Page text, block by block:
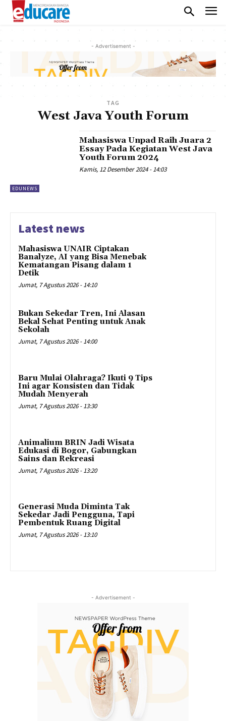
- Advertisement -
TAG
West Java Youth Forum
EDUNEWS
Mahasiswa Unpad Raih Juara 2
Essay Pada Kegiatan West Java
Youth Forum 2024
Kamis, 12 Desember 2024 - 14:03
Latest news
Mahasiswa UNAIR Ciptakan
Banalyze, AI yang Bisa Menebak
Kematangan Pisang dalam 1
Detik
Jumat, 7 Agustus 2026 - 14:10
Bukan Sekedar Tren, Ini Alasan
Bekal Sehat Penting untuk Anak
Sekolah
Jumat, 7 Agustus 2026 - 14:00
Baru Mulai Olahraga? Ikuti 9 Tips
Ini agar Konsisten dan Tidak
Mudah Menyerah
Jumat, 7 Agustus 2026 - 13:30
Animalium BRIN Jadi Wisata
Edukasi di Bogor, Gabungkan
Sains dan Rekreasi
Jumat, 7 Agustus 2026 - 13:20
Generasi Muda Diminta Tak
Sekedar Jadi Pengguna, Tapi
Pembentuk Ruang Digital
Jumat, 7 Agustus 2026 - 13:10
- Advertisement -